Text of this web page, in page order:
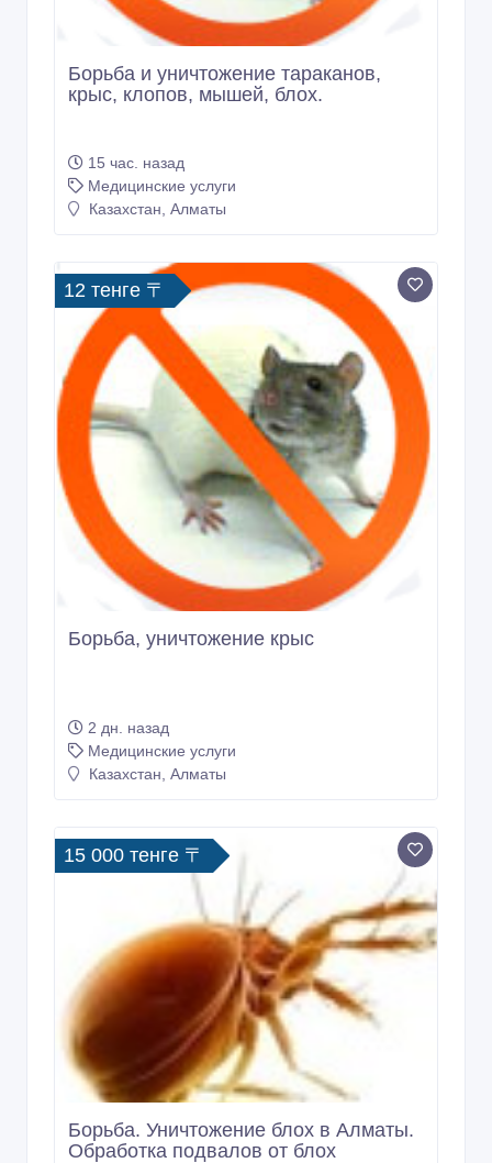
Борьба и уничтожение тараканов,
крыс, клопов, мышей, блох.
15 час. назад
Медицинские услуги
Казахстан, Алматы
12 тенге 〒
Борьба, уничтожение крыс
2 дн. назад
Медицинские услуги
Казахстан, Алматы
15 000 тенге 〒
Борьба. Уничтожение блох в Алматы.
Обработка подвалов от блох